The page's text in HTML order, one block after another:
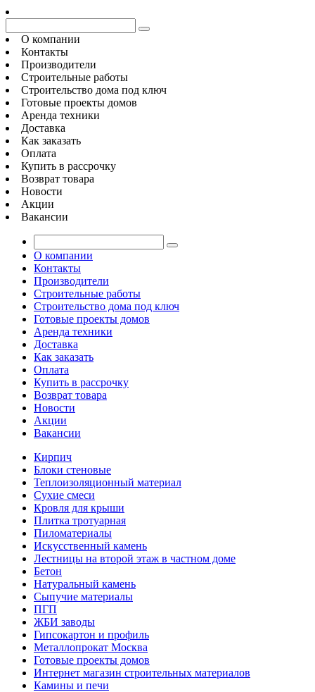
О компании
Контакты
Производители
Строительные работы
Строительство дома под ключ
Готовые проекты домов
Аренда техники
Доставка
Как заказать
Оплата
Купить в рассрочку
Возврат товара
Новости
Акции
Вакансии
О компании
Контакты
Производители
Строительные работы
Строительство дома под ключ
Готовые проекты домов
Аренда техники
Доставка
Как заказать
Оплата
Купить в рассрочку
Возврат товара
Новости
Акции
Вакансии
Кирпич
Блоки стеновые
Теплоизоляционный материал
Сухие смеси
Кровля для крыши
Плитка тротуарная
Пиломатериалы
Искусственный камень
Лестницы на второй этаж в частном доме
Бетон
Натуральный камень
Сыпучие материалы
ПГП
ЖБИ заводы
Гипсокартон и профиль
Металлопрокат Москва
Готовые проекты домов
Интернет магазин строительных материалов
Камины и печи